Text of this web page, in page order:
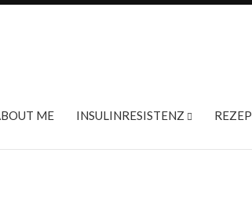
ME INSULINRESISTENZ